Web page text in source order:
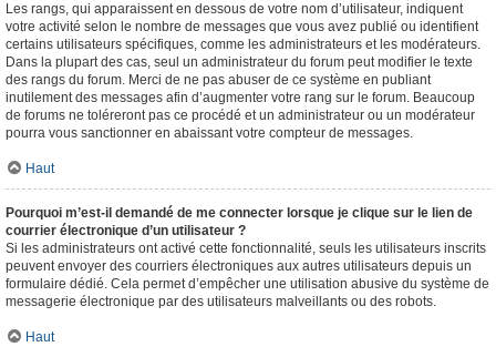
Les rangs, qui apparaissent en dessous de votre nom d’utilisateur, indiquent
votre activité selon le nombre de messages que vous avez publié ou identifient
certains utilisateurs spécifiques, comme les administrateurs et les modérateurs.
Dans la plupart des cas, seul un administrateur du forum peut modifier le texte
des rangs du forum. Merci de ne pas abuser de ce système en publiant
inutilement des messages afin d’augmenter votre rang sur le forum. Beaucoup
de forums ne toléreront pas ce procédé et un administrateur ou un modérateur
pourra vous sanctionner en abaissant votre compteur de messages.
Haut
Pourquoi m’est-il demandé de me connecter lorsque je clique sur le lien de
courrier électronique d’un utilisateur ?
Si les administrateurs ont activé cette fonctionnalité, seuls les utilisateurs inscrits
peuvent envoyer des courriers électroniques aux autres utilisateurs depuis un
formulaire dédié. Cela permet d’empêcher une utilisation abusive du système de
messagerie électronique par des utilisateurs malveillants ou des robots.
Haut